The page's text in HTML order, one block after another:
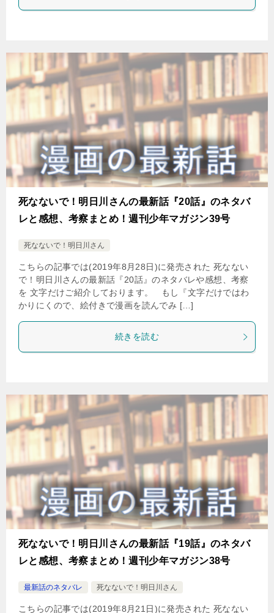
死なないで！明日川さんの最新話『20話』のネタバ
レと感想、考察まとめ！週刊少年マガジン39号
死なないで！明日川さん
こちらの記事では(2019年8月28日)に発売された 死なない
で！明日川さんの最新話『20話』のネタバレや感想、考察
を 文字だけご紹介しております。 もし『文字だけではわ
かりにくので、絵付きで漫画を読んでみ […]
続きを読む
死なないで！明日川さんの最新話『19話』のネタバ
レと感想、考察まとめ！週刊少年マガジン38号
最新話のネタバレ 死なないで！明日川さん
こちらの記事では(2019年8月21日)に発売された 死なない